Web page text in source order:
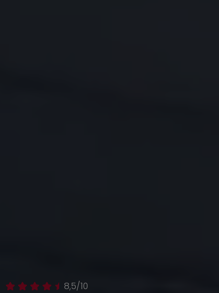
8,5/10